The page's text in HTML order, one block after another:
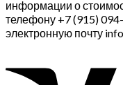
информации о
телефону +7 (915)
электронную почту